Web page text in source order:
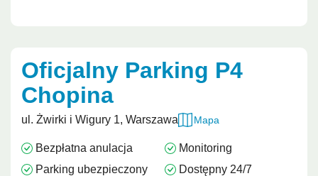
Oficjalny Parking P4
Chopina
ul. Żwirki i Wigury 1, Warszawa Mapa
Bezpłatna anulacja
Parking ubezpieczony
Monitoring
Dostępny 24/7